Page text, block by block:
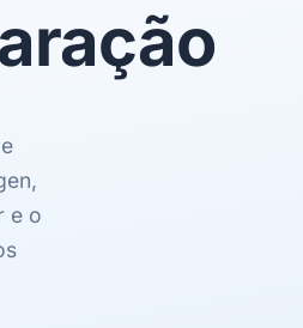
e o